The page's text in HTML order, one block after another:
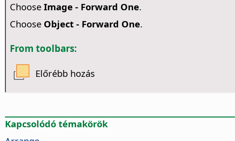
Choose Image - Forward One.
Choose Object - Forward One.
From toolbars:
Előrébb hozás
Kapcsolódó témakörök